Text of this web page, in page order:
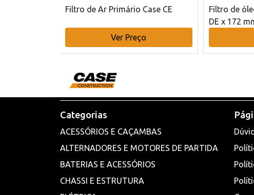
Filtro de Ar Primário Case CE
Ver Preço
Filtro de
DE x 172
Categorias
ACESSÓRIOS E CAÇAMBAS
ALTERNADORES E MOTORES DE PARTIDA
BATERIAS E ACESSÓRIOS
CHASSI E ESTRUTURA